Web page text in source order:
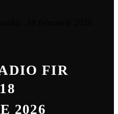
FIR
2026